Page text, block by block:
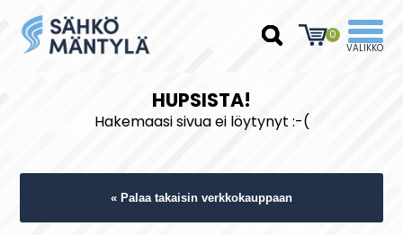
0
HUPSISTA!
Hakemaasi sivua ei löytynyt :-(
« Palaa takaisin verkkokauppaan